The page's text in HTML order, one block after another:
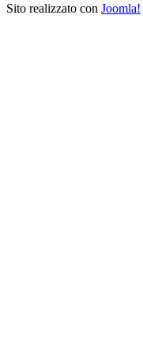
Sito realizzato con Joomla!